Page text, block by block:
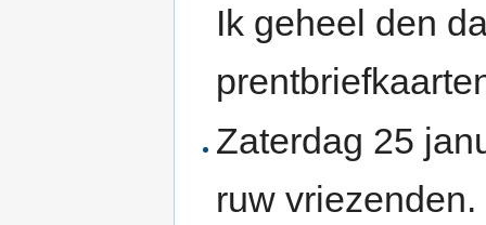
Ik geheel den
Zaterdag 25
ruw